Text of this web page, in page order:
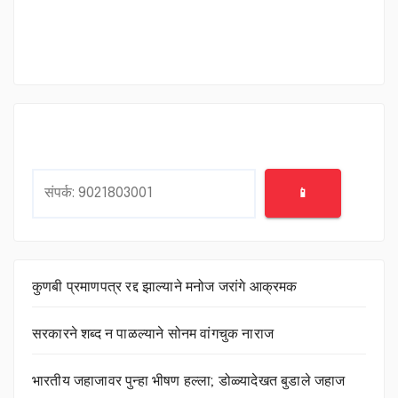
📱
कुणबी प्रमाणपत्र रद्द झाल्याने मनोज जरांगे आक्रमक
सरकारने शब्द न पाळल्याने सोनम वांगचुक नाराज
भारतीय जहाजावर पुन्हा भीषण हल्ला; डोळ्यादेखत बुडाले जहाज